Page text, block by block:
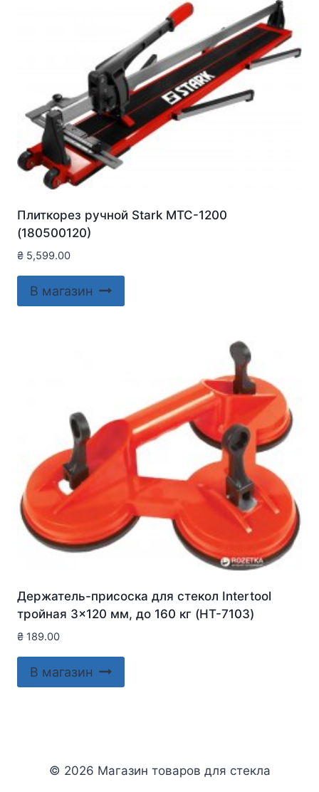
Плиткорез ручной Stark MTC-1200
(180500120)
₴ 5,599.00
В магазин
Держатель-присоска для стекол Intertool
тройная 3×120 мм, до 160 кг (HT-7103)
₴ 189.00
В магазин
© 2026 Магазин товаров для стекла